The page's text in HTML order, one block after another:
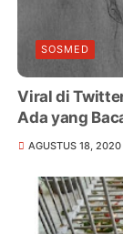
SOSMED
Viral di
Ada yang
AGUSTUS 18, 2020